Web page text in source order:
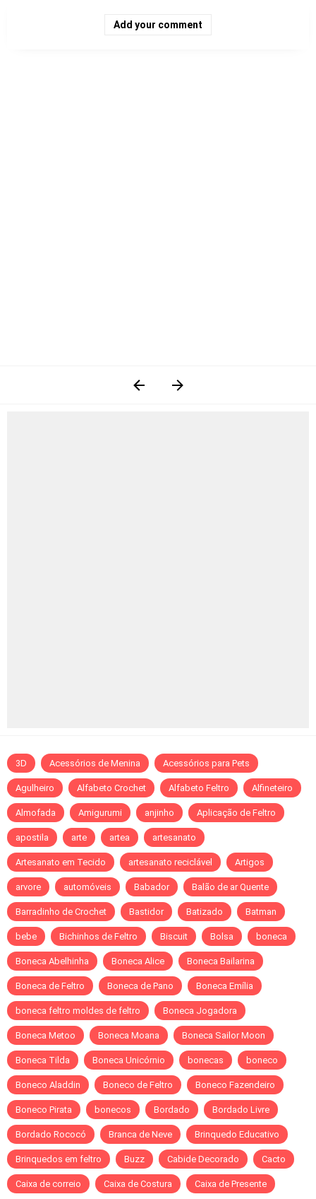
Add your comment
3D Acessórios de Menina Acessórios para Pets
Agulheiro Alfabeto Crochet Alfabeto Feltro Alfineteiro
Almofada Amigurumi anjinho Aplicação de Feltro
apostila arte artea artesanato
Artesanato em Tecido artesanato reciclável Artigos
arvore automóveis Babador Balão de ar Quente
Barradinho de Crochet Bastidor Batizado Batman
bebe Bichinhos de Feltro Biscuit Bolsa boneca
Boneca Abelhinha Boneca Alice Boneca Bailarina
Boneca de Feltro Boneca de Pano Boneca Emília
boneca feltro moldes de feltro Boneca Jogadora
Boneca Metoo Boneca Moana Boneca Sailor Moon
Boneca Tilda Boneca Unicórnio bonecas boneco
Boneco Aladdin Boneco de Feltro Boneco Fazendeiro
Boneco Pirata bonecos Bordado Bordado Livre
Bordado Rococó Branca de Neve Brinquedo Educativo
Brinquedos em feltro Buzz Cabide Decorado Cacto
Caixa de correio Caixa de Costura Caixa de Presente